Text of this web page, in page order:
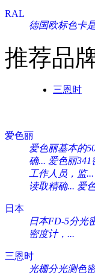
RAL
德国欧标色卡
推荐品
三恩时
爱色丽
爱色丽基本的
确... 爱色丽
工作人员，监...
读取精确... 爱
日本
日本FD-5分光
密度计，...
三恩时
光栅分光测色